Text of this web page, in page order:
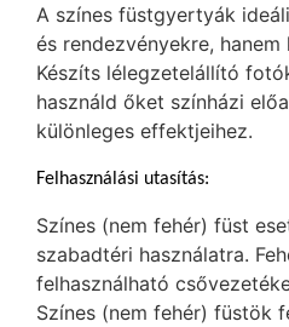
A színes füstgyertyák
és rendezvényekre,
Készíts lélegzetelállító
használd őket színházi
különleges effektjeihez.
Felhasználási utasítás:
Színes (nem fehér) füst
szabadtéri használatra.
felhasználható
Színes (nem fehér) füstök